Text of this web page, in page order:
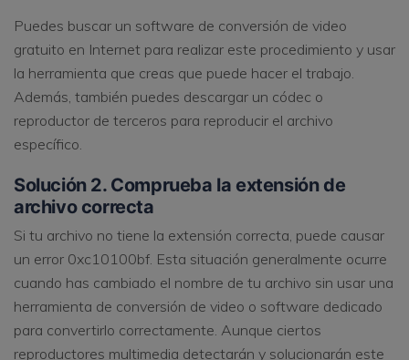
Puedes buscar un software de conversión de video
gratuito en Internet para realizar este procedimiento y usar
la herramienta que creas que puede hacer el trabajo.
Además, también puedes descargar un códec o
reproductor de terceros para reproducir el archivo
específico.
Solución 2. Comprueba la extensión de
archivo correcta
Si tu archivo no tiene la extensión correcta, puede causar
un error 0xc10100bf. Esta situación generalmente ocurre
cuando has cambiado el nombre de tu archivo sin usar una
herramienta de conversión de video o software dedicado
para convertirlo correctamente. Aunque ciertos
reproductores multimedia detectarán y solucionarán este